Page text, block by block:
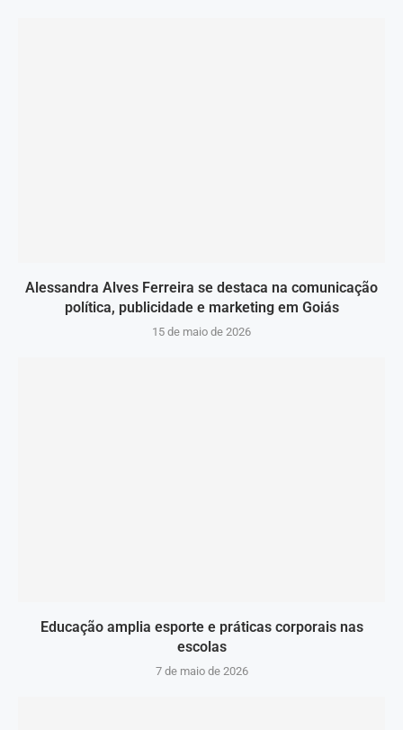
Alessandra Alves Ferreira se destaca na comunicação
política, publicidade e marketing em Goiás
15 de maio de 2026
Educação amplia esporte e práticas corporais nas
escolas
7 de maio de 2026